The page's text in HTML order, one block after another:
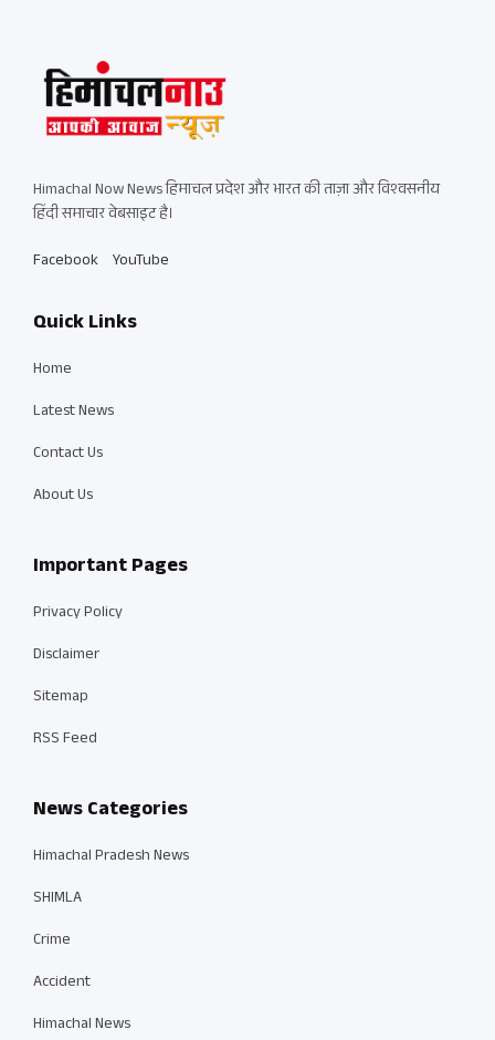
Himachal Now News हिमाचल प्रदेश और भारत की ताज़ा और विश्वसनीय
हिंदी समाचार वेबसाइट है।
Facebook YouTube
Quick Links
Home
Latest News
Contact Us
About Us
Important Pages
Privacy Policy
Disclaimer
Sitemap
RSS Feed
News Categories
Himachal Pradesh News
SHIMLA
Crime
Accident
Himachal News